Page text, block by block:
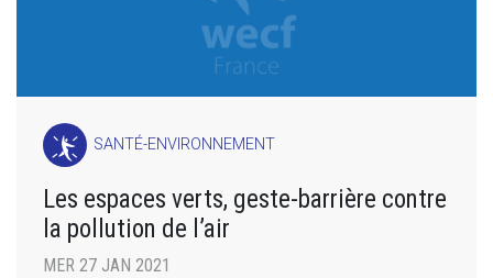
SANTÉ-ENVIRONNEMENT
Les espaces verts, geste-barrière contre
la pollution de l’air
MER 27 JAN 2021